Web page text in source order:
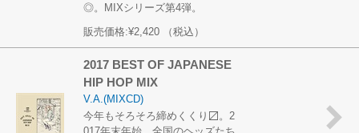
◎。MIXシリーズ第4弾。
販売価格:¥2,420 （税込）
2017 BEST OF JAPANESE
HIP HOP MIX
V.A.(MIXCD)
今年もそろそろ締めくくり〼。2
017年末年始、全国のヘッズたち